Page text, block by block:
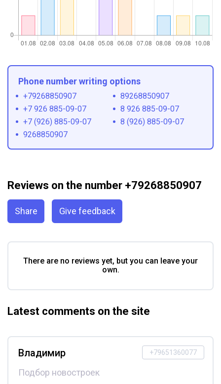
Phone number writing options
+79268850907
89268850907
+7 926 885-09-07
8 926 885-09-07
+7 (926) 885-09-07
8 (926) 885-09-07
9268850907
Reviews on the number +79268850907
Share Give feedback
There are no reviews yet, but you can leave your
own.
Latest comments on the site
+79651360077
Владимир
Подбор новостроек